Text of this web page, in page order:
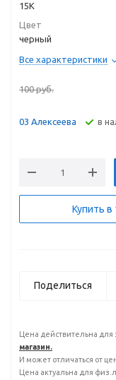
15K
Цвет
черный
Все характеристики
100руб.
03 Алексеева В
Купить в
Поделиться
Цена действительна для
магазин.
И может отличаться от
Цена актуальна для